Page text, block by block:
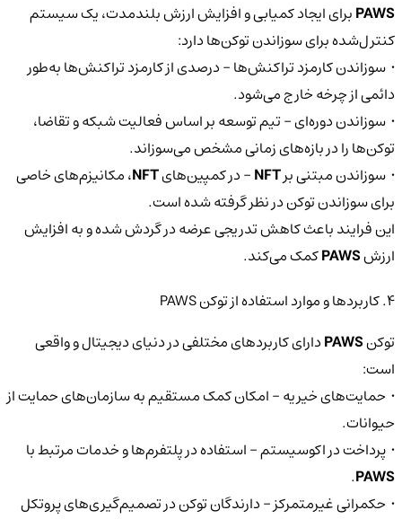
PAWSبرای ایجاد کمیابی و افزایش ارزش بلندمدت، یک سیستم
کنترل‌شده برای سوزاندن توکن‌ها دارد:
• سوزاندن کارمزد تراکنش‌ها – درصدی از کارمزد تراکنش‌ها به‌طور
دائمی از چرخه خارج می‌شود.
• سوزاندن دوره‌ای – تیم توسعه بر اساس فعالیت شبکه و تقاضا،
توکن‌ها را در بازه‌های زمانی مشخص می‌سوزاند.
• سوزاندن مبتنی برNFT– در کمپین‌هایNFT، مکانیزم‌های خاصی
برای سوزاندن توکن در نظر گرفته شده است.
این فرایند باعث کاهش تدریجی عرضه در گردش شده و به افزایش
ارزشPAWSکمک می‌کند.
۴. کاربردها و موارد استفاده از توکن PAWS
توکنPAWSدارای کاربردهای مختلفی در دنیای دیجیتال و واقعی
است:
• حمایت‌های خیریه – امکان کمک مستقیم به سازمان‌های حمایت از
حیوانات.
• پرداخت در اکوسیستم – استفاده در پلتفرم‌ها و خدمات مرتبط با
PAWS
.
• حکمرانی غیرمتمرکز – دارندگان توکن در تصمیم‌گیری‌های پروتکل